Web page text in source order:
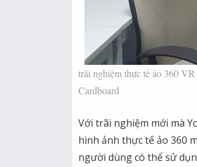
trãi nghiệm thực tế ảo 360
Cardboard
Với trãi nghiệm mới mà
hình ảnh thực tế ảo 360
người dùng có thể sử